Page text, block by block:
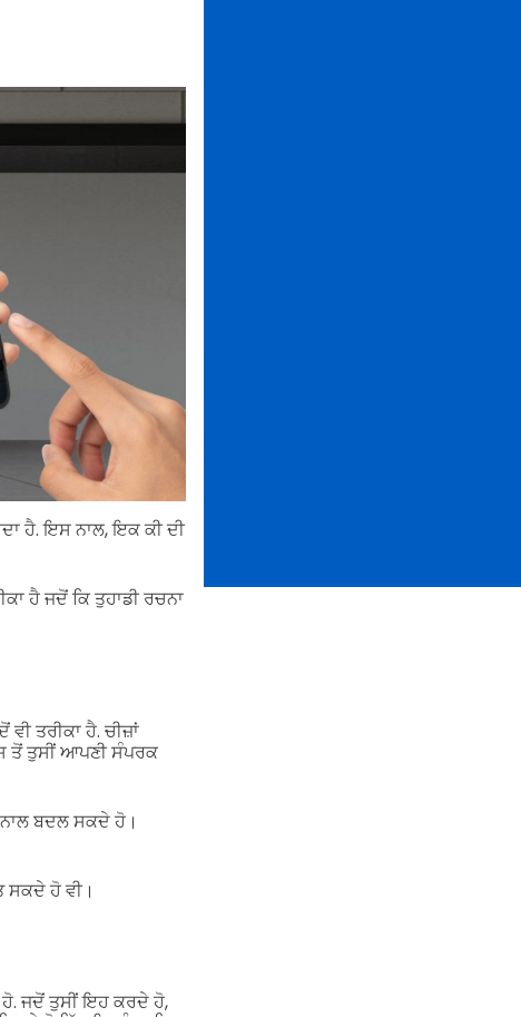
ਹੈ. ਇਸ ਨਾਲ, ਇਕ ਕੀ ਦੀ
ਹੈ ਜਦੋਂ ਕਿ ਤੁਹਾਡੀ ਰਚਨਾ
ਤਰੀਕਾ ਹੈ. ਚੀਜ਼ਾਂ
ਤੋਂ ਤੁਸੀਂ ਆਪਣੀ ਸੰਪਰਕ
ਬਦਲ ਸਕਦੇ ਹੋ।
ਹੋ ਵੀ।
ਜਦੋਂ ਤੁਸੀਂ ਇਹ ਕਰਦੇ ਹੋ,